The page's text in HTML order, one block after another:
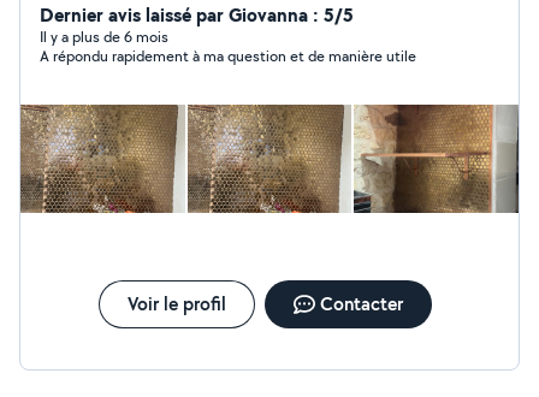
problèmes, ou vous apporter un soutien, je suis là pour
vous.
Dernier avis laissé par Giovanna : 5/5
Il y a plus de 6 mois
A répondu rapidement à ma question et de manière utile
Voir le profil Contacter